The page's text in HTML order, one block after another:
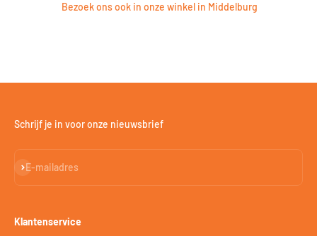
Bezoek ons ook in onze winkel in Middelburg
Schrijf je in voor onze nieuwsbrief
E-mailadres
Abonneren
Klantenservice